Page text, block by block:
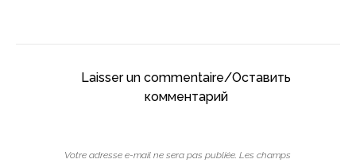
Laisser un commentaire/Оставить
комментарий
Votre adresse e-mail ne sera pas publiée. Les champs